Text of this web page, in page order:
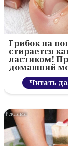
Грибок на
стирается
ластиком!
домашний
Читать